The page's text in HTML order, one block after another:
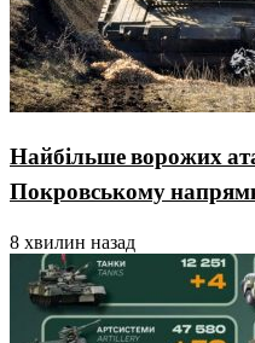
Найбільше ворожих
Покровському
8 хвилин назад